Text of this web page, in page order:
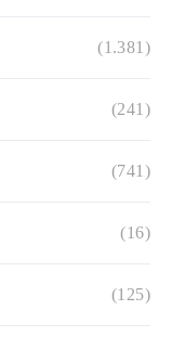
(1.381)
(241)
(741)
(16)
(125)